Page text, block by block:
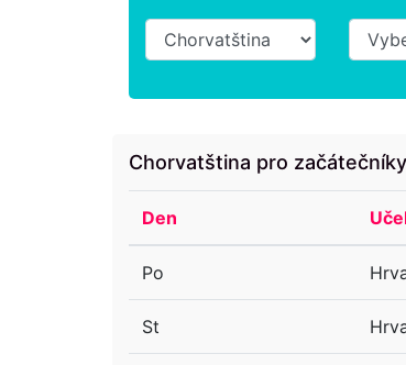
Chorvatština pro
Den
Po
St